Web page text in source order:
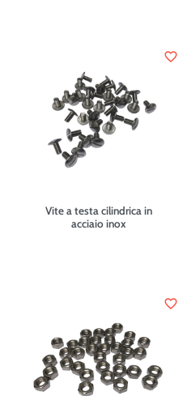
Vite a testa cilindrica in
acciaio inox
favorite_border
favorite_border